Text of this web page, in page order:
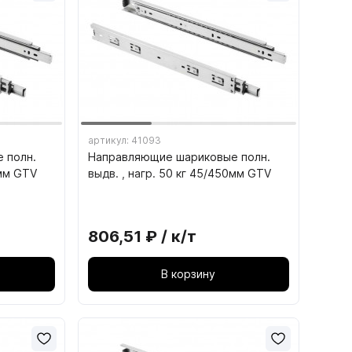
ПРО
9.5. Подъёмные механизмы для
складных створок
9.6. Механизмы параллельного
подъёма фасадов
полн.
GTV
артикул: 41093
Направляющие шариковые полн.
выдв. , нагр. 50 кг 45/450мм GTV
806,51 ₽ / к/т
В корзину